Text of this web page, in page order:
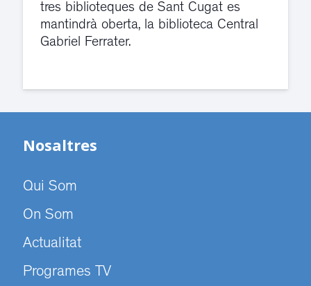
tres biblioteques de Sant Cugat es
mantindrà oberta, la biblioteca Central
Gabriel Ferrater.
Nosaltres
Qui Som
On Som
Actualitat
Programes TV